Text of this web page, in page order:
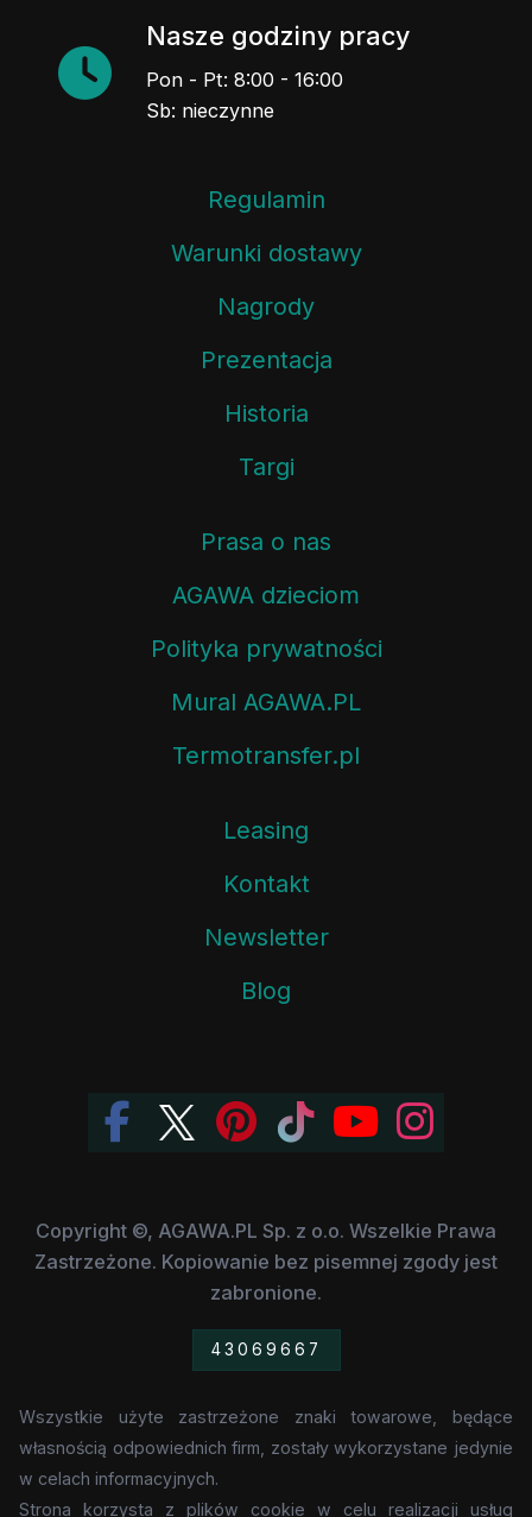
Nasze godziny pracy
Pon - Pt: 8:00 - 16:00
Sb: nieczynne
Regulamin
Warunki dostawy
Nagrody
Prezentacja
Historia
Targi
Prasa o nas
AGAWA dzieciom
Polityka prywatności
Mural AGAWA.PL
Termotransfer.pl
Leasing
Kontakt
Newsletter
Blog
Copyright ©, AGAWA.PL Sp. z o.o. Wszelkie Prawa
Zastrzeżone. Kopiowanie bez pisemnej zgody jest
zabronione.
43069667
Wszystkie użyte zastrzeżone znaki towarowe, będące
własnością odpowiednich firm, zostały wykorzystane jedynie
w celach informacyjnych.
Strona korzysta z plików cookie w celu realizacji usług